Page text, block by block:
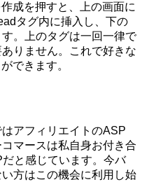
成を押すと、上の画面に
タグ内に挿入し、下の
。上のタグは一回一律で
りません。これで好きな
できます。
アフィリエイトのASP
マースは私自身お付き合
と感じています。今バ
方はこの機会に利用し始